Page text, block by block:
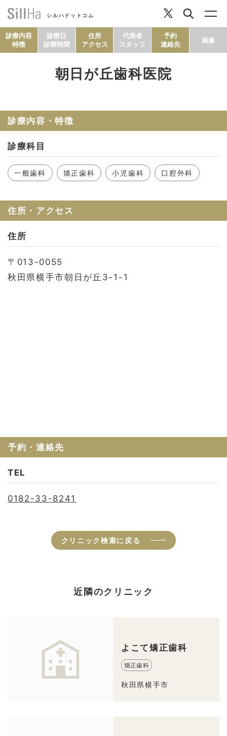
シルハドットコム
セルフチェック
診療内容
特徴
診療日
診療時間
住所
アクセス
代表者
スタッフ
予約
連絡先
画像
朝日が丘歯科医院
診療内容・特徴
診療科目
一般歯科 矯正歯科 小児歯科 口腔外科
住所・アクセス
住所
〒013-0055
秋田県横手市朝日が丘3-1-1
予約・連絡先
TEL
0182-33-8241
クリニック検索に戻る
近隣のクリニック
よこて矯正歯科
矯正歯科
秋田県横手市